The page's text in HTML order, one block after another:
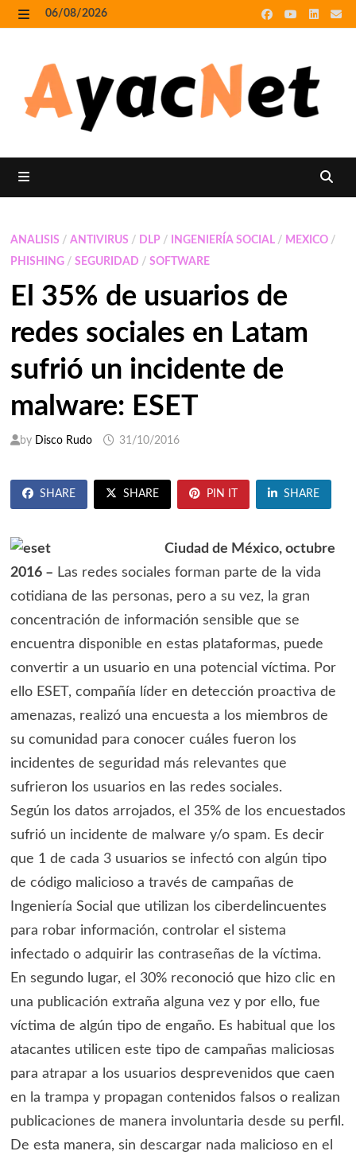
Skip
to
06/08/2026
ANALISIS / ANTIVIRUS / DLP/ INGENIERÍA SOCIAL/ MEXICO/
PHISHING/ SEGURIDAD / SOFTWARE
El 35% de usuarios de
redes sociales en Latam
sufrió un incidente de
malware: ESET
by Disco Rudo 31/10/2016
SHARE SHARE PIN IT SHARE
Ciudad de México, octubre
2016 – Las redes sociales forman parte de la vida
cotidiana de las personas, pero a su vez, la gran
concentración de información sensible que se
encuentra disponible en estas plataformas, puede
convertir a un usuario en una potencial víctima. Por
ello ESET, compañía líder en detección proactiva de
amenazas, realizó una encuesta a los miembros de
su comunidad para conocer cuáles fueron los
incidentes de seguridad más relevantes que
sufrieron los usuarios en las redes sociales.
Según los datos arrojados, el 35% de los encuestados
sufrió un incidente de malware y/o spam. Es decir
que 1 de cada 3 usuarios se infectó con algún tipo
de código malicioso a través de campañas de
Ingeniería Social que utilizan los ciberdelincuentes
para robar información, controlar el sistema
infectado o adquirir las contraseñas de la víctima.
En segundo lugar, el 30% reconoció que hizo clic en
una publicación extraña alguna vez y por ello, fue
víctima de algún tipo de engaño. Es habitual que los
atacantes utilicen este tipo de campañas maliciosas
para atrapar a los usuarios desprevenidos que caen
en la trampa y propagan contenidos falsos o realizan
publicaciones de manera involuntaria desde su perfil.
De esta manera, sin descargar nada malicioso en el